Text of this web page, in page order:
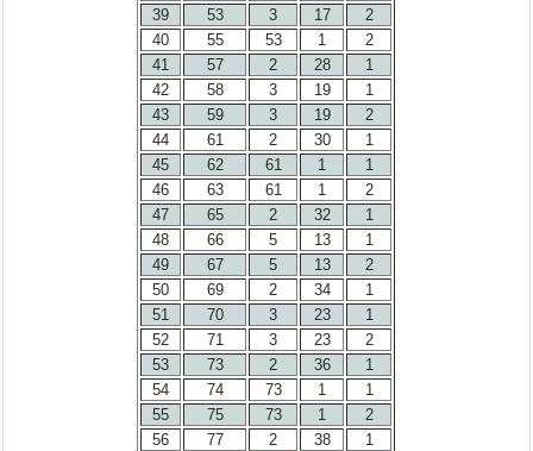
39
53 3 17
2
40
55 53 1
2
41
57 2 28
1
42
58 3 19
1
43
59 3 19
2
44
61 2 30
1
45
62 61 1
1
46
63 61 1
2
47
65 2 32
1
48
66 5 13
1
49
67 5 13
2
50
69 2 34
1
51
70 3 23
1
52
71 3 23
2
53
73 2 36
1
54
74 73 1
1
55
75 73 1
2
56
77 2 38
1